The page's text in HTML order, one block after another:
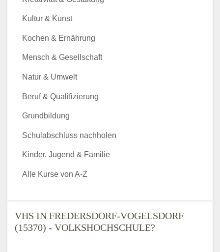
VHS IN FREDERSDORF-VOGELSDORF
(15370) - VOLKSHOCHSCHULE?
Kultur & Kunst
Kochen & Ernährung
Mensch & Gesellschaft
Natur & Umwelt
Beruf & Qualifizierung
Grundbildung
Schulabschluss nachholen
Kinder, Jugend & Familie
Alle Kurse von A-Z